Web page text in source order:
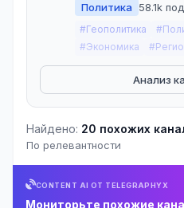
Политика
58.1k
#Геополитика
#Экономика
Анализ
Найдено: 20 похожих
По релевантности
CONTENT AI ОТ TELEGRAPHYX
Мониторьте похожие